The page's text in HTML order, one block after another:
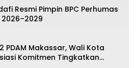
Resmi Pimpin BPC Perhumas
PDAM Makassar, Wali Kota
Komitmen Tingkatkan